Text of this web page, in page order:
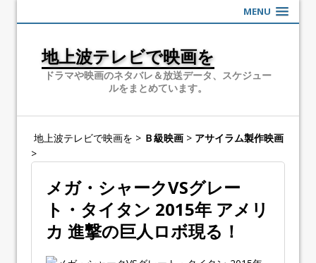
MENU
地上波テレビで映画を
ドラマや映画のネタバレ＆放送データ、スケジュー
ルをまとめています。
地上波テレビで映画を > Ｂ級映画 > アサイラム製作映画
>
メガ・シャークVSグレー
ト・タイタン 2015年 アメリ
カ 進撃の巨人ロボ現る！